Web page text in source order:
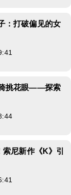
：打破偏见的女
挑花眼——探索
索尼新作《K》引